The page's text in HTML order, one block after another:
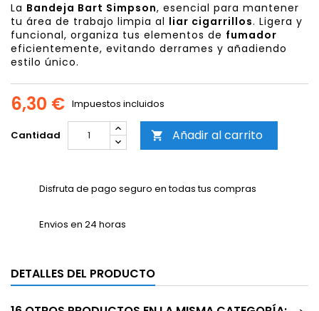
La Bandeja Bart Simpson, esencial para mantener
tu área de trabajo limpia al liar cigarrillos. Ligera y
funcional, organiza tus elementos de fumador
eficientemente, evitando derrames y añadiendo
estilo único.
6,30 € Impuestos incluidos
Cantidad  Añadir al carrito
Disfruta de pago seguro en todas tus compras
Envios en 24 horas
DETALLES DEL PRODUCTO